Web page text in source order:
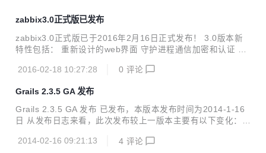
zabbix3.0正式版已发布
zabbix3.0正式版已于2016年2月16日正式发布！ 3.0版本新
特性包括： 重新设计的web界面 守护进程通信加密和认证 预
时间升级 windows服务发现 smtp认证支持 等等等等 what's
ner
2016-02-18 10:27:28 0 评论
Grails 2.3.5 GA 发布
Grails 2.3.5 GA 发布 已发布，本版本发布时间为2014-1-16
日 从发布日志来看，此次发布较上一版本主要有以下变化： b
知的问题： UrlMappings.groovy replace this line "/$control
2014-02-16 09:21:13 4 评论